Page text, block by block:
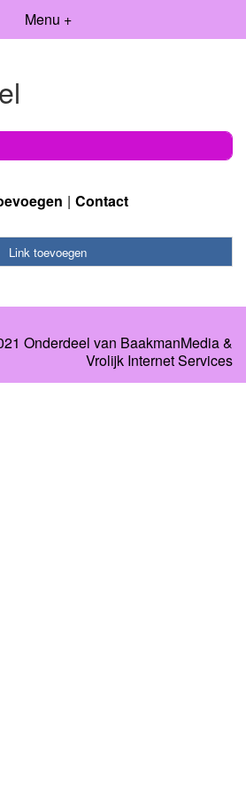
Menu +
Contact
Link toevoegen
Onderdeel van BaakmanMedia&
Vrolijk Internet Services